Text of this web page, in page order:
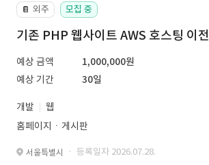
📔 외주 모집 중
기존 PHP 웹사이트 AWS 호스팅 이전
예상 금액
1,000,000원
예상 기간
30일
개발
웹
홈페이지ㆍ게시판
서울특별시 · 등록일자 2026.07.28.